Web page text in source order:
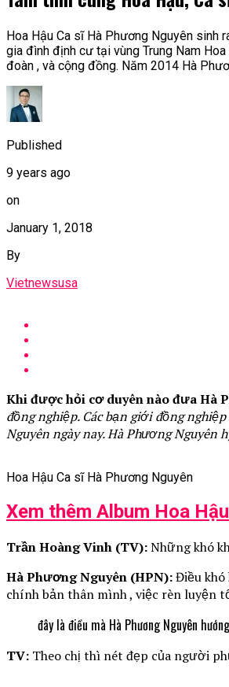
Hoa Hậu Ca sĩ Hà Phương Nguyên sinh
gia đình định cư tại vùng Trung Nam
đoàn , và cộng đồng. Năm 2014 Hà
Published
9 years ago
on
January 1, 2018
By
Vietnewsusa
Khi được hỏi cơ duyên nào đưa Hà
đồng nghiệp. Các bạn giới đồng
Nguyên ngày nay. Hà Phương Nguyên
Hoa Hậu Ca sĩ Hà Phương Nguyên
Xem thêm Album Hoa
Trần Hoàng Vinh (TV):Những khó
Hà Phương Nguyên (HPN):Điều khó
chính bản thân mình , việc rèn luyện
đây là điều mà Hà Phương Nguyên
TV: Theo chị thì nét đẹp của người